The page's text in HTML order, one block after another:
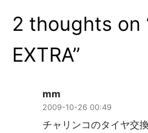
シ
ョ
2 thoughts on
EXTRA”
mm
2009-10-26 00:49
チャリンコのタイヤ交